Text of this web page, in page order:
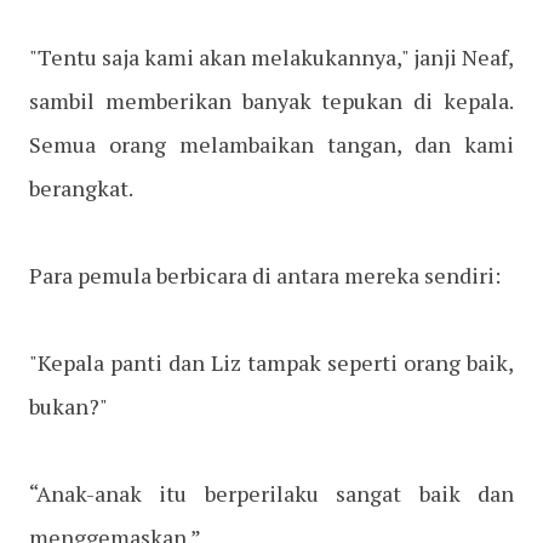
"Tentu saja kami akan melakukannya," janji Neaf,
sambil memberikan banyak tepukan di kepala.
Semua orang melambaikan tangan, dan kami
berangkat.
Para pemula berbicara di antara mereka sendiri:
"Kepala panti dan Liz tampak seperti orang baik,
bukan?"
“Anak-anak itu berperilaku sangat baik dan